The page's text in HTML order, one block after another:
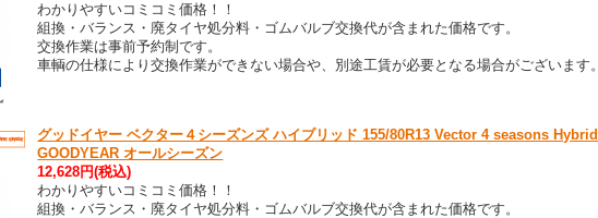
わかりやすいコミコミ価格！！
組換・バランス・廃タイヤ処分料・ゴムバルブ交換代が含まれた価格です。
交換作業は事前予約制です。
車輌の仕様により交換作業ができない場合や、別途工賃が必要となる場合がございます。
グッドイヤー ベクター４シーズンズ ハイブリッド 155/80R13 Vector 4 seasons Hybrid
GOODYEAR オールシーズン
12,628円(税込)
わかりやすいコミコミ価格！！
組換・バランス・廃タイヤ処分料・ゴムバルブ交換代が含まれた価格です。